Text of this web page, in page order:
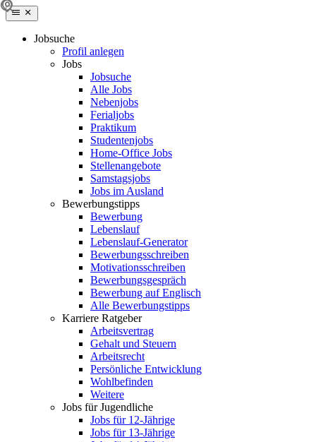
Jobsuche
Profil anlegen
Jobs
Jobsuche
Alle Jobs
Nebenjobs
Ferialjobs
Praktikum
Studentenjobs
Home-Office Jobs
Stellenangebote
Samstagsjobs
Jobs im Ausland
Bewerbungstipps
Bewerbung
Lebenslauf
Lebenslauf-Generator
Bewerbungsschreiben
Motivationsschreiben
Bewerbungsgespräch
Bewerbung auf Englisch
Alle Bewerbungstipps
Karriere Ratgeber
Arbeitsvertrag
Gehalt und Steuern
Arbeitsrecht
Persönliche Entwicklung
Wohlbefinden
Weitere
Jobs für Jugendliche
Jobs für 12-Jährige
Jobs für 13-Jährige